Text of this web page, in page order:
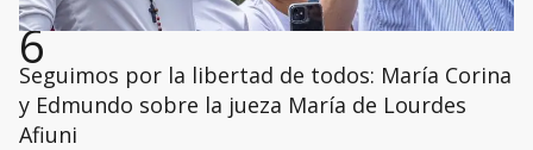
6
Seguimos por la libertad de todos: María Corina
y Edmundo sobre la jueza María de Lourdes
Afiuni